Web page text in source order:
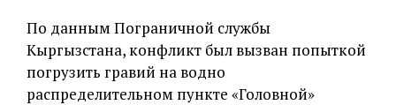
По данным Пограничной службы
Кыргызстана, конфликт был вызван попыткой
погрузить гравий на водно
распределительном пункте «Головной»